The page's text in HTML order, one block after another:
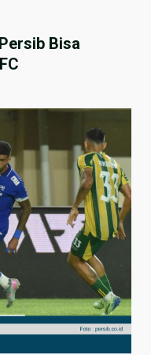
Bisa